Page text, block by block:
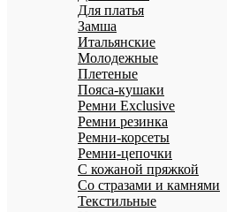
Для платья
Замша
Итальянские
Молодежные
Плетеные
Пояса-кушаки
Ремни Exclusive
Ремни резинка
Ремни-корсеты
Ремни-цепочки
С кожаной пряжкой
Со стразами и камнями
Текстильные